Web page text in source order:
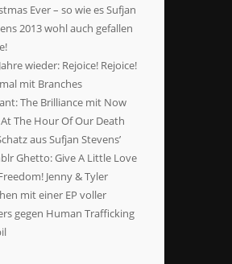
Ever – so wie es Sufjan
2013 wohl auch gefallen
wieder: Rejoice! Rejoice!
mit Branches
The Brilliance mit Now
The Hour Of Our Death
aus Sufjan Stevens’
Ghetto: Give A Little Love
Jenny & Tyler
mit einer EP voller
gegen Human Trafficking